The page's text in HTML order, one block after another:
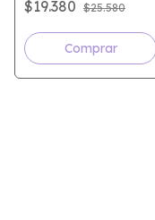
$19.380 $25.580